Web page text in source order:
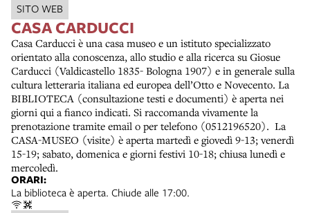
SITO WEB
CASA CARDUCCI
Casa Carducci è una casa museo e un istituto specializzato
orientato alla conoscenza, allo studio e alla ricerca su Giosue
Carducci (Valdicastello 1835- Bologna 1907) e in generale sulla
cultura letteraria italiana ed europea dell’Otto e Novecento. La
BIBLIOTECA (consultazione testi e documenti) è aperta nei
giorni qui a fianco indicati. Si raccomanda vivamente la
prenotazione tramite email o per telefono (0512196520). La
CASA-MUSEO (visite) è aperta martedì e giovedì 9-13; venerdì
15-19; sabato, domenica e giorni festivi 10-18; chiusa lunedì e
mercoledì.
ORARI:
La biblioteca è aperta. Chiude alle 17:00.